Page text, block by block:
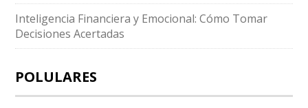
Inteligencia Financiera y Emocional: Cómo Tomar
Decisiones Acertadas
POLULARES